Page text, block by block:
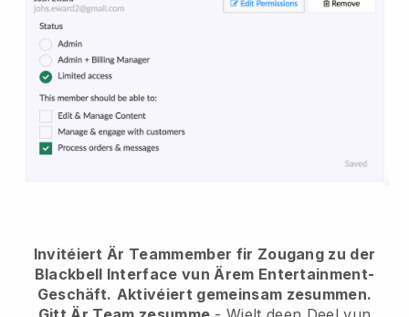
Invitéiert Är Teammember fir Zougang zu der
Blackbell Interface vun Ärem Entertainment-
Geschäft. Aktivéiert gemeinsam zesummen.